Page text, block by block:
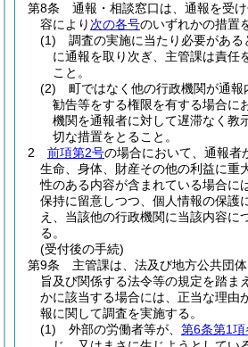
第8条
通報・相談窓口は、通報を受
容により 次の各号のいずれかの措置
(1)
調査の実施に当たり必要があ
に通報を取り次ぎ、主管課は責任
こと。
(2)
町ではなく他の行政機関が通
勧告等をする権限を有する場合に
機関を通報者に対して遅滞なく教
切な措置をとること。
2
前項第2号の場合において、通報者
生命、身体、財産その他の利益に重
性のある内容が含まれている場合に
保持に留意しつつ、個人情報の保護
え、当該他の行政機関に当該内容に
る。
(受付後の手続)
第9条
主管課は、法及び地方公共団
旨及び関係する法令等の規定を踏ま
かに該当する場合には、正当な理由
報に関して調査を実施する。
(1)
外部の労働者等が、 第6条第1項